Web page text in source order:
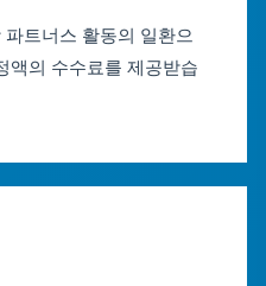
시
트너스 활동의 일환으
액의 수수료를 제공받습